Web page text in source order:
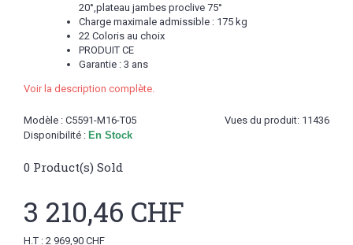
20°,plateau jambes proclive 75°
Charge maximale admissible : 175 kg
22 Coloris au choix
PRODUIT CE
Garantie : 3 ans
Voir la description complète.
Vues du produit: 11436
Modèle : C5591-M16-T05
Disponibilité : En Stock
0 Product(s) Sold
3 210,46 CHF
H.T : 2 969,90 CHF